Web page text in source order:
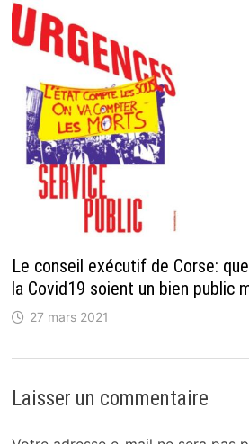
Le conseil exécutif de Corse:
la Covid19 soient un bien public
27 mars 2021
Laisser un commentaire